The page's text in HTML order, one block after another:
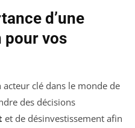
d’une
pour vos
acteur clé dans le monde de
des décisions
et de désinvestissement afin